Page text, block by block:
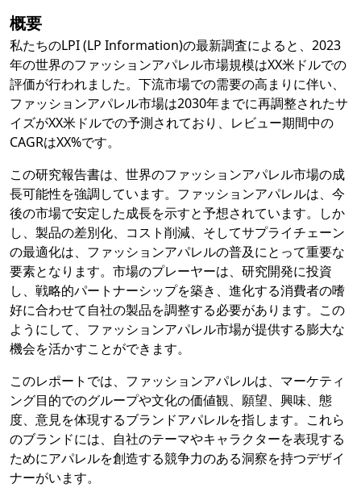
概要
私たちのLPI (LP Information)の最新調査によると、2023
年の世界のファッションアパレル市場規模はXX米ドルでの
評価が行われました。下流市場での需要の高まりに伴い、
ファッションアパレル市場は2030年までに再調整されたサ
イズがXX米ドルでの予測されており、レビュー期間中の
CAGRはXX%です。
この研究報告書は、世界のファッションアパレル市場の成
長可能性を強調しています。ファッションアパレルは、今
後の市場で安定した成長を示すと予想されています。しか
し、製品の差別化、コスト削減、そしてサプライチェーン
の最適化は、ファッションアパレルの普及にとって重要な
要素となります。市場のプレーヤーは、研究開発に投資
し、戦略的パートナーシップを築き、進化する消費者の嗜
好に合わせて自社の製品を調整する必要があります。この
ようにして、ファッションアパレル市場が提供する膨大な
機会を活かすことができます。
このレポートでは、ファッションアパレルは、マーケティ
ング目的でのグループや文化の価値観、願望、興味、態
度、意見を体現するブランドアパレルを指します。これら
のブランドには、自社のテーマやキャラクターを表現する
ためにアパレルを創造する競争力のある洞察を持つデザイ
ナーがいます。